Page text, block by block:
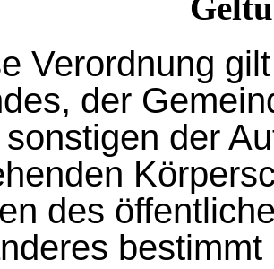
Verordnung
der
der
des
bestimmt